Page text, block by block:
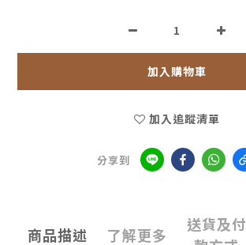
加入購物車
加入追蹤清單
分享到
商品描述 了解更多
送貨及付